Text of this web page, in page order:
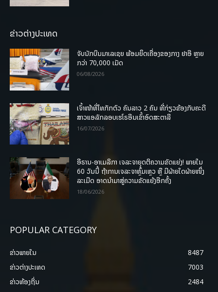
ຂ່າວຕ່າງປະເທດ
ຈັບນັກບິນມາເລເຊຍ ພ້ອມຍຶດເຄື່ອງຂອງກາງ ຢາອີ ຫຼາຍ
ກວ່າ 70,000 ເມັດ
06/08/2026
ເຈົ້າໜ້າທີ່ໄທກັກຕົວ ຄົນລາວ 2 ຄົນ ທີ່ກ່ຽວຂ້ອງກັບຄະດີ
ສາວແອລັກລອບເຮໂຣອີນເຂົ້າອົດສະຕາລີ
16/07/2026
ອີຣານ-ອາເມລິກາ ເຈລະຈາຍຸດຕິຄວາມຂັດແຍ່ງ! ພາຍໃນ
60 ວັນນີ້ ຖ້າການເຈລະຈາຫຼົ້ມເຫຼວ ຫຼື ມີຝ່າຍໃດຝ່າຍໜຶ່ງ
ລະເມີດ ອາດນໍາມາສູ່ຄວາມຂັດແຍ້ງອີກຄັ້ງ
18/06/2026
POPULAR CATEGORY
ຂ່າວພາຍ​ໃນ
8487
ຂ່າວຕ່າງປະເທດ
7003
ຂ່າວທ້ອງຖິ່ນ
2484